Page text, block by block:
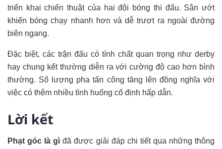
triển khai chiến thuật của hai đội bóng thi đấu. Sân ướt
khiến bóng chạy nhanh hơn và dễ trượt ra ngoài đường
biên ngang.
Đặc biệt, các trận đấu có tính chất quan trọng như derby
hay chung kết thường diễn ra với cường độ cao hơn bình
thường. Số lượng pha tấn công tăng lên đồng nghĩa với
việc có thêm nhiều tình huống cố định hấp dẫn.
Lời kết
Phạt góc là gì đã được giải đáp chi tiết qua những thông